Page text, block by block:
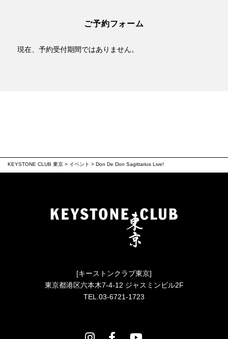
ご予約フォーム
現在、予約受付期間ではありません。
KEYSTONE CLUB 東京 > イベント > Don De Don Sagittarius Live!
[キーストンクラブ東京]
東京都港区六本木7-4-12 ジャスミンビル2F
TEL.03-6721-1723